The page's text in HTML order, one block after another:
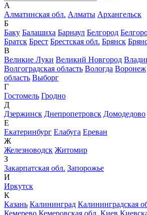
А
Алматинская обл. Алматы Архангельск
Б
Баку Балашиха Барнаул Белгород
Братск Брест Брестская обл. Брянск
В
Великие Луки Великий Новгород
Волгоградская область Вологда Воронеж
область Выборг
Г
Гостомель Гродно
Д
Дзержинск Днепропетровск Домодедово
Е
Екатеринбург Елабуга Ереван
Ж
Железноводск Житомир
З
Закарпатская обл. Запорожье
И
Иркутск
К
Казань Калининград Калининградская
Кемерево Кемеровская обл. Киев